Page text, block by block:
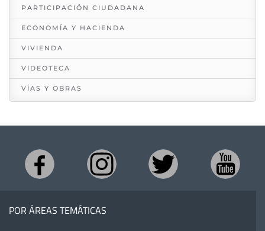
PARTICIPACIÓN CIUDADANA
ECONOMÍA Y HACIENDA
VIVIENDA
VIDEOTECA
VÍAS Y OBRAS
POR ÁREAS TEMÁTICAS